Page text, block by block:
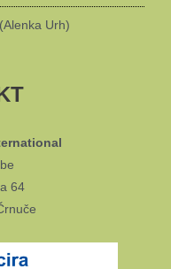
Urh)
64